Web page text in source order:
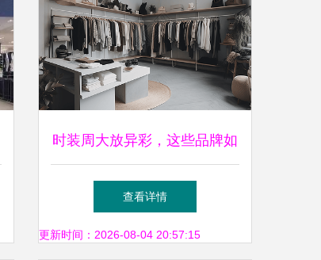
时装周大放异彩，这些品牌如
何征服零售新赛道？
查看详情
更新时间：2026-08-04 20:57:15